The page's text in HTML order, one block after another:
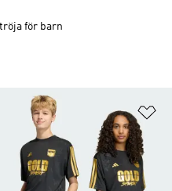
till på önskelistan
för barn